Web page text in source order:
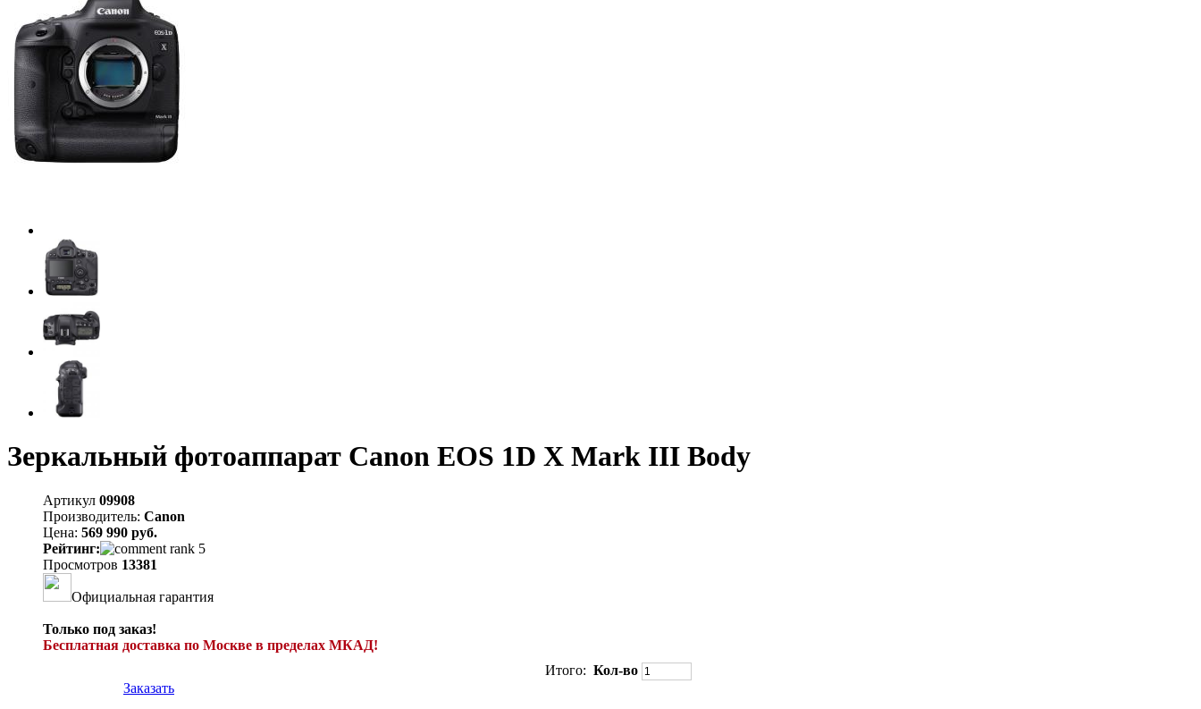
Зеркальный фотоаппарат Canon EOS 1D X Mark III Body
Артикул 09908
Производитель: Canon
Цена: 569 990 руб.
Рейтинг:
Просмотров 13381
Официальная гарантия
Только под заказ!
Бесплатная доставка по Москве в пределах МКАД!
Итого: Кол-во
Заказать